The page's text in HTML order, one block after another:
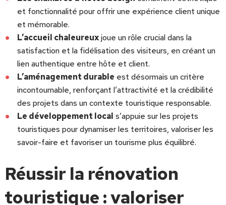
et fonctionnalité pour offrir une expérience client unique
et mémorable.
L’accueil chaleureuxjoue un rôle crucial dans la
satisfaction et la fidélisation des visiteurs, en créant un
lien authentique entre hôte et client.
L’aménagement durable est désormais un critère
incontournable, renforçant l’attractivité et la crédibilité
des projets dans un contexte touristique responsable.
Le développement local s’appuie sur les projets
touristiques pour dynamiser les territoires, valoriser les
savoir-faire et favoriser un tourisme plus équilibré.
Réussir la rénovation
touristique : valoriser